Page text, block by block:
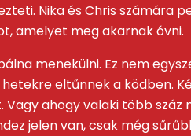
Nika és Chris számára
amelyet meg akarnak óvni.
menekülni. Ez nem
eltűnnek a ködben.
ahogy valaki több
jelen van, csak még